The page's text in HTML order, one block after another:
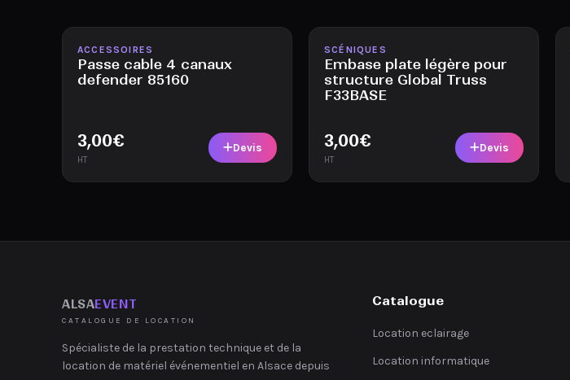
Disponible
ACCESSOIRES
Passe cable 4 canaux
defender 85160
3,00€
HT
Devis
Disponible
SCÉNIQUES
Embase plate légère pour
structure Global Truss
F33BASE
3,00€
HT
Devis
ALSAEVENT
CATALOGUE DE LOCATION
Spécialiste de la prestation technique et de la
location de matériel événementiel en Alsace depuis
Catalogue
Location eclairage
Location informatique